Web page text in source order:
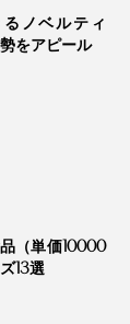
使い方も。
ついてい
ノベルティ
をアピール
（単価10000
13選